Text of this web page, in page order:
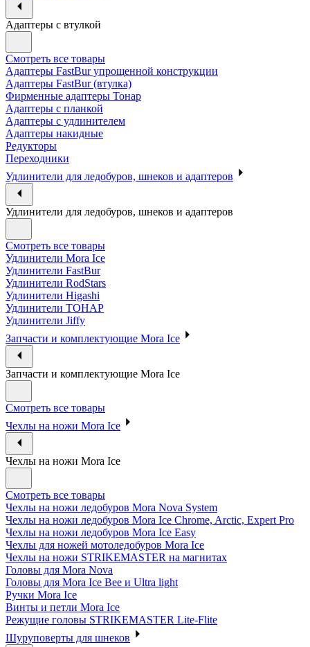
Адаптеры с втулкой
Смотреть все товары
Адаптеры FastBur упрощенной конструкции
Адаптеры FastBur (втулка)
Фирменные адаптеры Тонар
Адаптеры с планкой
Адаптеры с удлинителем
Адаптеры накидные
Редукторы
Переходники
Удлинители для ледобуров, шнеков и адаптеров
Удлинители для ледобуров, шнеков и адаптеров
Смотреть все товары
Удлинители Mora Ice
Удлинители FastBur
Удлинители RodStars
Удлинители Higashi
Удлинители ТОНАР
Удлинители Jiffy
Запчасти и комплектующие Mora Ice
Запчасти и комплектующие Mora Ice
Смотреть все товары
Чехлы на ножи Mora Ice
Чехлы на ножи Mora Ice
Смотреть все товары
Чехлы на ножи ледобуров Mora Nova System
Чехлы на ножи ледобуров Mora Ice Chrome, Arctic, Expert Pro
Чехлы на ножи ледобуров Mora Ice Easy
Чехлы для ножей мотоледобуров Mora Ice
Чехлы на ножи STRIKEMASTER на магнитах
Головы для Mora Nova
Головы для Mora Ice Bee и Ultra light
Ручки Mora Ice
Винты и петли Mora Ice
Режущие головы STRIKEMASTER Lite-Flite
Шуруповерты для шнеков